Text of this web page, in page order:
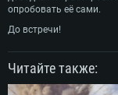
опробовать её сами.
До встречи!
Читайте также: